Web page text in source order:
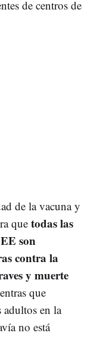
de centros de
de la vacuna y
que todas las
son
contra la
y muerte
que
adultos en la
no está